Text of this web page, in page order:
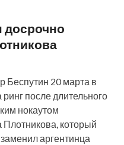
досрочно
Беспутин 20 марта в
после длительного
нокаутом
Плотникова, который
аргентинца